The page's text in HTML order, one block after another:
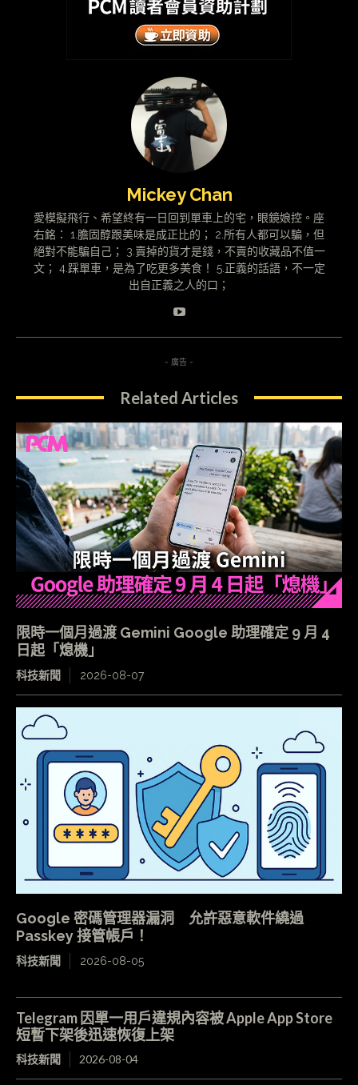
Mickey Chan
愛模擬飛行、希望終有一日回到單車上的宅，眼鏡娘控。座
右銘： 1.膽固醇跟美味是成正比的； 2.所有人都可以騙，但
絕對不能騙自己； 3.賣掉的貨才是錢，不賣的收藏品不值一
文； 4.踩單車，是為了吃更多美食！ 5.正義的話語，不一定
出自正義之人的口；
- 廣告 -
Related Articles
限時一個月過渡 Gemini Google 助理確定 9 月 4
日起「熄機」
科技新聞 2026-08-07
Google 密碼管理器漏洞 允許惡意軟件繞過
Passkey 接管帳戶！
科技新聞 2026-08-05
Telegram 因單一用戶違規內容被 Apple App Store
短暫下架後迅速恢復上架
科技新聞 2026-08-04